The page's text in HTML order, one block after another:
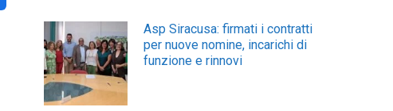
Asp Siracusa: firmati i contratti
per nuove nomine, incarichi di
funzione e rinnovi